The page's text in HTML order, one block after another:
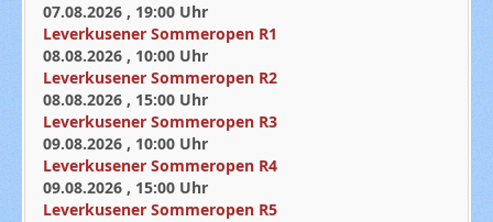
07.08.2026 , 19:00 Uhr
Leverkusener Sommeropen R1
08.08.2026 , 10:00 Uhr
Leverkusener Sommeropen R2
08.08.2026 , 15:00 Uhr
Leverkusener Sommeropen R3
09.08.2026 , 10:00 Uhr
Leverkusener Sommeropen R4
09.08.2026 , 15:00 Uhr
Leverkusener Sommeropen R5